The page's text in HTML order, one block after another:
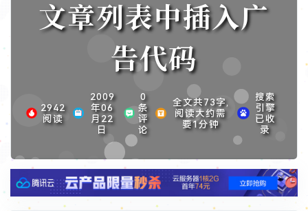
文章列表中插入广
告代码
2942
阅读
2009
年06
月22
日
0
条
评
论
全文共73字,
阅读大约需
要1分钟
搜索
引擎
已收
录